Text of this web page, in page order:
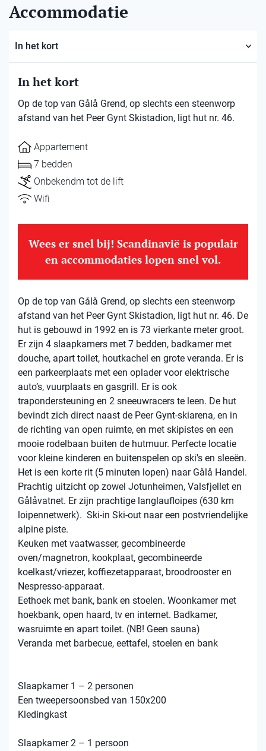
Accommodatie
In het kort
In het kort
Op de top van Gålå Grend, op slechts een steenworp
afstand van het Peer Gynt Skistadion, ligt hut nr. 46.
Appartement
7 bedden
Onbekendm tot de lift
Wifi
Wees er snel bij! Scandinavië is populair
en accommodaties lopen snel vol.
Op de top van Gålå Grend, op slechts een steenworp
afstand van het Peer Gynt Skistadion, ligt hut nr. 46. ​​De
hut is gebouwd in 1992 en is 73 vierkante meter groot.
Er zijn 4 slaapkamers met 7 bedden, badkamer met
douche, apart toilet, houtkachel en grote veranda. Er is
een parkeerplaats met een oplader voor elektrische
auto’s, vuurplaats en gasgrill. Er is ook
trapondersteuning en 2 sneeuwracers te leen. De hut
bevindt zich direct naast de Peer Gynt-skiarena, en in
de richting van open ruimte, en met skipistes en een
mooie rodelbaan buiten de hutmuur. Perfecte locatie
voor kleine kinderen en buitenspelen op ski’s en sleeën.
Het is een korte rit (5 minuten lopen) naar Gålå Handel.
Prachtig uitzicht op zowel Jotunheimen, Valsfjellet en
Gålåvatnet. Er zijn prachtige langlaufloipes (630 km
loipennetwerk). Ski-in Ski-out naar een postvriendelijke
alpine piste.
Keuken met vaatwasser, gecombineerde
oven/magnetron, kookplaat, gecombineerde
koelkast/vriezer, koffiezetapparaat, broodrooster en
Nespresso-apparaat.
Eethoek met bank, bank en stoelen. Woonkamer met
hoekbank, open haard, tv en internet. Badkamer,
wasruimte en apart toilet. (NB! Geen sauna)
Veranda met barbecue, eettafel, stoelen en bank
Slaapkamer 1 – 2 personen
Een tweepersoonsbed van 150x200
Kledingkast
Slaapkamer 2 – 1 persoon